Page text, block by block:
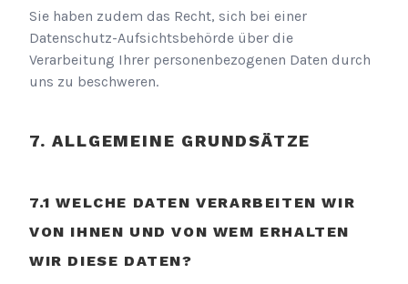
Sie haben zudem das Recht, sich bei einer
Datenschutz-Aufsichtsbehörde über die
Verarbeitung Ihrer personenbezogenen Daten durch
uns zu beschweren.
ALLGEMEINE GRUNDSÄTZE
WELCHE DATEN VERARBEITEN WIR
VON IHNEN UND VON WEM ERHALTEN
WIR DIESE DATEN?